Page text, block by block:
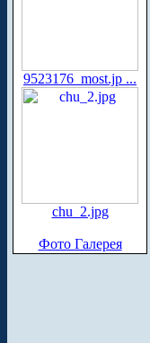
9523176_most.jp ...
chu_2.jpg
Фото Галерея